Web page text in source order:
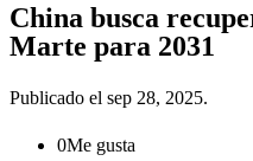
China busca
Marte para 2031
Publicado el sep 28, 2025.
0Me gusta